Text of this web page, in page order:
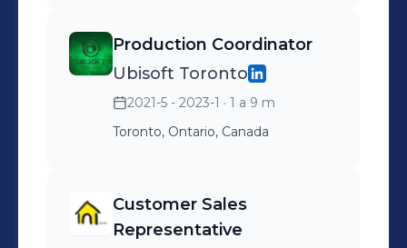
Production Coordinator
Ubisoft Toronto
2021-5 - 2023-1 · 1 a 9 m
Toronto, Ontario, Canada
Customer Sales
Representative